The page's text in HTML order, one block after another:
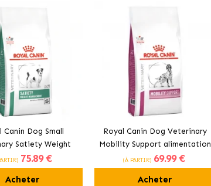
Canin Dog Small
Satiety Weight
aliment pour
de petite taille
75.89 €
Acheter
Royal Canin Dog Veterinary
Mobility Support alimentation
pour chiens adultes
(À PARTIR) 69.99 €
Acheter